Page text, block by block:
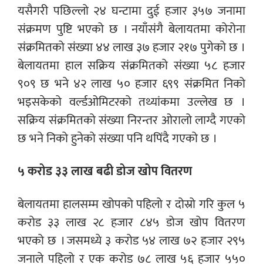
यसैगरी पछिल्लो २४ घन्टामा दुई हजार ३५७ जनामा
संक्रमण पुष्टि भएको छ । नयाँसंगै बेलायतमा कोरोना
संक्रमितको संख्या ४४ लाख ३७ हजार २१७ पुगेको छ ।
बेलायतमा हाल सक्रिय संक्रमितको संख्या ५८ हजार
९०९ छ भने ४२ लाख ५० हजार ६९९ संक्रमित निको
भइसकेको वर्ल्डओमिटरको तथ्यांकमा उल्लेख छ ।
सक्रिय संक्रमितको संख्या निरन्तर ओरालो लाग्दै गएको
छ भने निको हुनेको संख्या पनि थपिंदै गएको छ ।
५ करोड ३३ लाख बढी डोज खोप वितरण
बेलायतमा हालसम्म खोपको पहिलो र दोस्रो गरि कुल ५
करोड ३३ लाख २८ हजार ८४५ डोज खोप वितरण
भएको छ । जसमध्ये ३ करोड ५४ लाख ७२ हजार २९५
जनाले पहिलो र एक करोड ७८ लाख ५६ हजार ५५०